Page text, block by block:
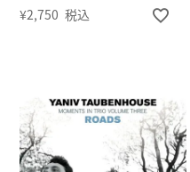
¥2,750 税込